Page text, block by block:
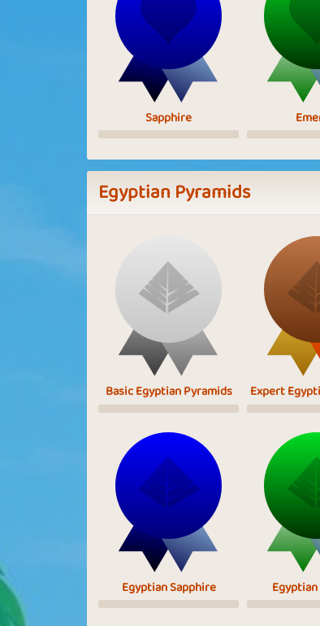
Sapphire
Egyptian Pyramids
Basic Egyptian Pyramids Expert
Egyptian Sapphire